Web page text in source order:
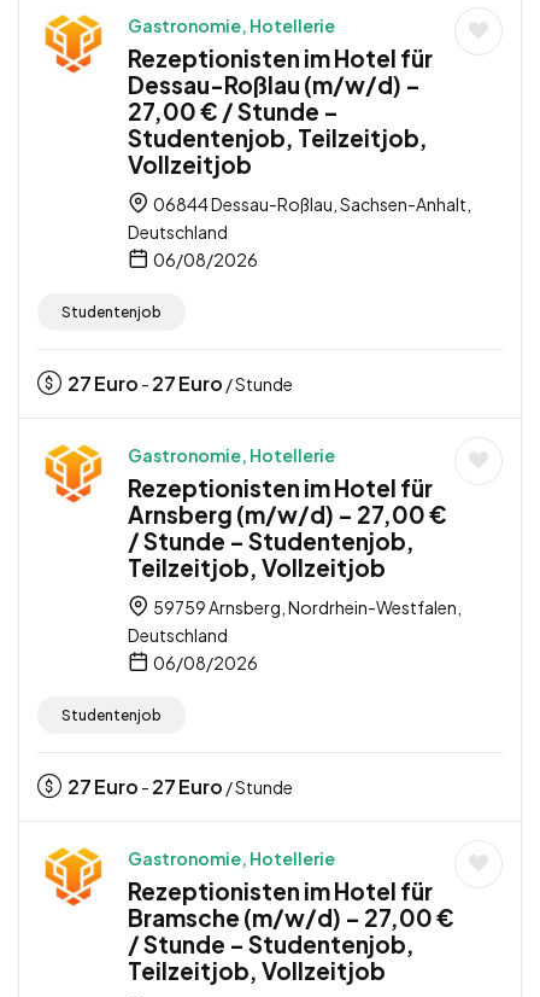
Gastronomie, Hotellerie
Rezeptionisten im Hotel für
Dessau-Roßlau (m/w/d) –
27,00 € / Stunde –
Studentenjob, Teilzeitjob,
Vollzeitjob
06844 Dessau-Roßlau, Sachsen-Anhalt,
Deutschland
06/08/2026
Studentenjob
27Euro - 27Euro / Stunde
Gastronomie, Hotellerie
Rezeptionisten im Hotel für
Arnsberg (m/w/d) – 27,00 €
/ Stunde – Studentenjob,
Teilzeitjob, Vollzeitjob
59759 Arnsberg, Nordrhein-Westfalen,
Deutschland
06/08/2026
Studentenjob
27Euro - 27Euro / Stunde
Gastronomie, Hotellerie
Rezeptionisten im Hotel für
Bramsche (m/w/d) – 27,00 €
/ Stunde – Studentenjob,
Teilzeitjob, Vollzeitjob